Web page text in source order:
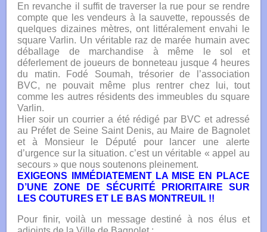
En revanche il suffit de traverser la rue pour se rendre
compte que les vendeurs à la sauvette, repoussés de
quelques dizaines mètres, ont littéralement envahi le
square Varlin. Un véritable raz de marée humain avec
déballage de marchandise à même le sol et
déferlement de joueurs de bonneteau jusque 4 heures
du matin. Fodé Soumah, trésorier de l’association
BVC, ne pouvait même plus rentrer chez lui, tout
comme les autres résidents des immeubles du square
Varlin.
Hier soir un courrier a été rédigé par BVC et adressé
au Préfet de Seine Saint Denis, au Maire de Bagnolet
et à Monsieur le Député pour lancer une alerte
d’urgence sur la situation. c’est un véritable « appel au
secours » que nous soutenons pleinement.
EXIGEONS IMMÉDIATEMENT LA MISE EN PLACE
D’UNE ZONE DE SÉCURITÉ PRIORITAIRE SUR
LES COUTURES ET LE BAS MONTREUIL !!
Pour finir, voilà un message destiné à nos élus et